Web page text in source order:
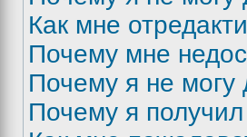
Как мне
Почему мне
Почему я не могу
Почему я